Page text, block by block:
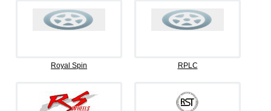
Royal Spin RPLC